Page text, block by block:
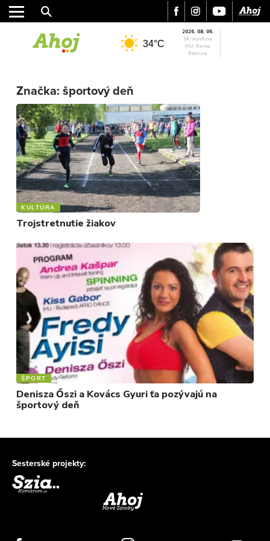
REGIÓN
ŠPORT
KULTÚRA
FOTKY
VIDEO
MIX
34°C
2026. 08. 06.
SK: Jozefína
HU: Berta,
Bettina
Značka: športový deň
KULTÚRA
Trojstretnutie žiakov
ŠPORT
Denisza Őszi a Kovács Gyuri ťa pozývajú na
športový deň
Sesterské projekty: